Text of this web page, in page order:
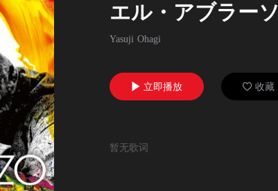
エル・アブラーソ
Yasuji Ohagi
 立即播放  收藏
暂无歌词